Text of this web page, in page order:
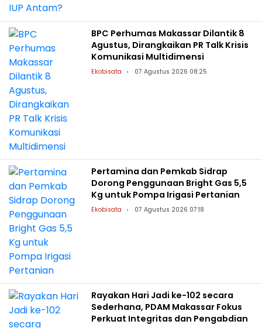
BPC Perhumas Makassar Dilantik 8
Agustus, Dirangkaikan PR Talk Krisis
Komunikasi Multidimensi
Ekobisata 07 Agustus 2026 08:25
Pertamina dan Pemkab Sidrap
Dorong Penggunaan Bright Gas 5,5
Kg untuk Pompa Irigasi Pertanian
Ekobisata 07 Agustus 2026 07:18
Rayakan Hari Jadi ke-102 secara
Sederhana, PDAM Makassar Fokus
Perkuat Integritas dan Pengabdian